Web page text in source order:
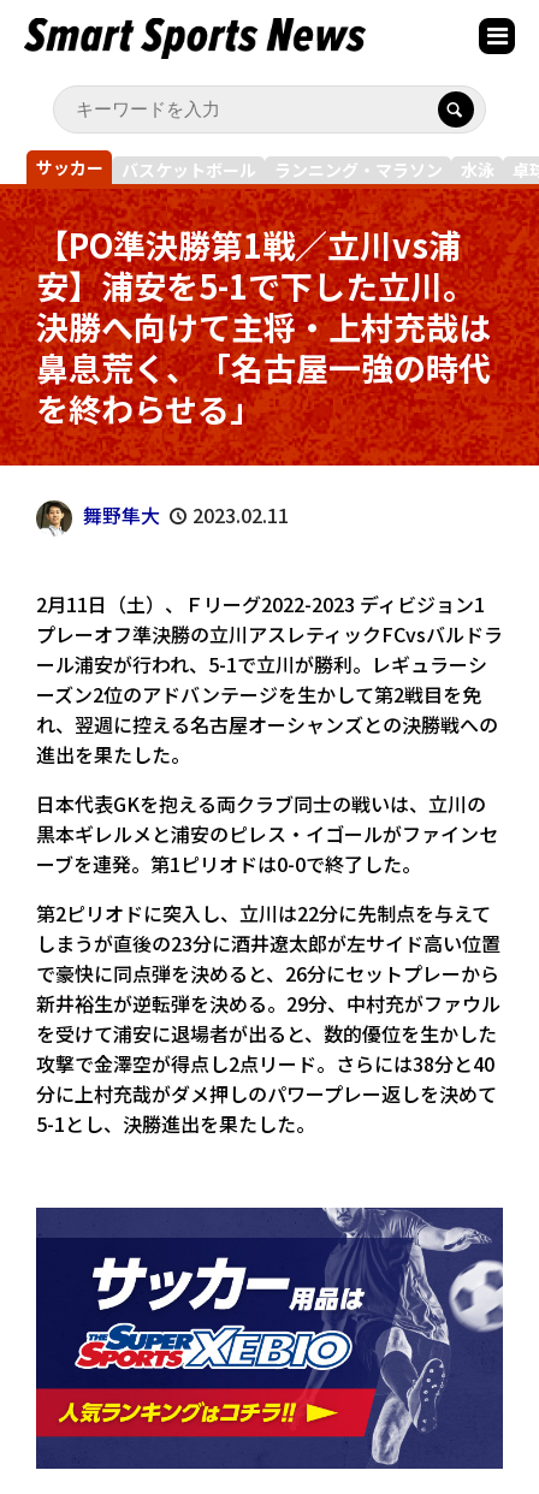
サッカー バスケットボール ランニング・マラソン 水泳 卓
【PO準決勝第1戦／立川vs浦
安】浦安を5-1で下した立川。
決勝へ向けて主将・上村充哉は
鼻息荒く、「名古屋一強の時代
を終わらせる」
舞野隼大 2023.02.11
2月11日（土）、Ｆリーグ2022-2023 ディビジョン1
プレーオフ準決勝の立川アスレティックFCvsバルドラ
ール浦安が行われ、5-1で立川が勝利。レギュラーシ
ーズン2位のアドバンテージを生かして第2戦目を免
れ、翌週に控える名古屋オーシャンズとの決勝戦への
進出を果たした。
日本代表GKを抱える両クラブ同士の戦いは、立川の
黒本ギレルメと浦安のピレス・イゴールがファインセ
ーブを連発。第1ピリオドは0-0で終了した。
第2ピリオドに突入し、立川は22分に先制点を与えて
しまうが直後の23分に酒井遼太郎が左サイド高い位置
で豪快に同点弾を決めると、26分にセットプレーから
新井裕生が逆転弾を決める。29分、中村充がファウル
を受けて浦安に退場者が出ると、数的優位を生かした
攻撃で金澤空が得点し2点リード。さらには38分と40
分に上村充哉がダメ押しのパワープレー返しを決めて
5-1とし、決勝進出を果たした。